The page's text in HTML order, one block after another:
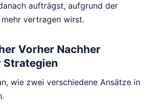
aufträgst, aufgrund der
vertragen wirst.
Vorher Nachher
Strategien
wie zwei verschiedene Ansätze in